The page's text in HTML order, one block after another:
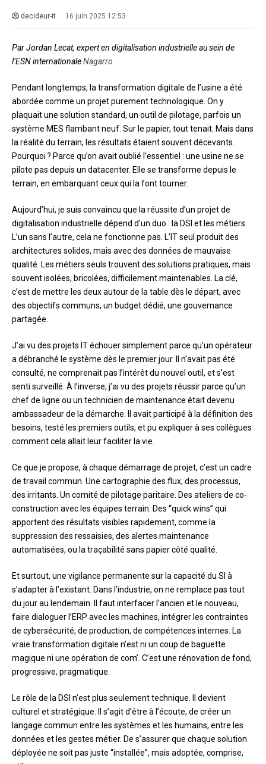
decideur-it 16 juin 2025 12:53
Par Jordan Lecat, expert en digitalisation industrielle au sein de
l’ESN internationaleNagarro
Pendant longtemps, la transformation digitale de l’usine a été
abordée comme un projet purement technologique. On y
plaquait une solution standard, un outil de pilotage, parfois un
système MES flambant neuf. Sur le papier, tout tenait. Mais dans
la réalité du terrain, les résultats étaient souvent décevants.
Pourquoi ? Parce qu’on avait oublié l’essentiel : une usine ne se
pilote pas depuis un datacenter. Elle se transforme depuis le
terrain, en embarquant ceux qui la font tourner.
Aujourd’hui, je suis convaincu que la réussite d’un projet de
digitalisation industrielle dépend d’un duo : la DSI et les métiers.
L’un sans l’autre, cela ne fonctionne pas. L’IT seul produit des
architectures solides, mais avec des données de mauvaise
qualité. Les métiers seuls trouvent des solutions pratiques, mais
souvent isolées, bricolées, difficilement maintenables. La clé,
c’est de mettre les deux autour de la table dès le départ, avec
des objectifs communs, un budget dédié, une gouvernance
partagée.
J’ai vu des projets IT échouer simplement parce qu’un opérateur
a débranché le système dès le premier jour. Il n’avait pas été
consulté, ne comprenait pas l’intérêt du nouvel outil, et s’est
senti surveillé. À l’inverse, j’ai vu des projets réussir parce qu’un
chef de ligne ou un technicien de maintenance était devenu
ambassadeur de la démarche. Il avait participé à la définition des
besoins, testé les premiers outils, et pu expliquer à ses collègues
comment cela allait leur faciliter la vie.
Ce que je propose, à chaque démarrage de projet, c’est un cadre
de travail commun. Une cartographie des flux, des processus,
des irritants. Un comité de pilotage paritaire. Des ateliers de co-
construction avec les équipes terrain. Des “quick wins” qui
apportent des résultats visibles rapidement, comme la
suppression des ressaisies, des alertes maintenance
automatisées, ou la traçabilité sans papier côté qualité.
Et surtout, une vigilance permanente sur la capacité du SI à
s’adapter à l’existant. Dans l’industrie, on ne remplace pas tout
du jour au lendemain. Il faut interfacer l’ancien et le nouveau,
faire dialoguer l’ERP avec les machines, intégrer les contraintes
de cybersécurité, de production, de compétences internes. La
vraie transformation digitale n’est ni un coup de baguette
magique ni une opération de com’. C’est une rénovation de fond,
progressive, pragmatique.
Le rôle de la DSI n’est plus seulement technique. Il devient
culturel et stratégique. Il s’agit d’être à l’écoute, de créer un
langage commun entre les systèmes et les humains, entre les
données et les gestes métier. De s’assurer que chaque solution
déployée ne soit pas juste “installée”, mais adoptée, comprise,